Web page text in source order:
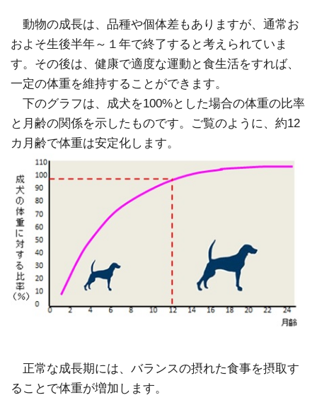
動物の成長は、品種や個体差もありますが、通常お
およそ生後半年～１年で終了すると考えられていま
す。その後は、健康で適度な運動と食生活をすれば、
一定の体重を維持することができます。
下のグラフは、成犬を100%とした場合の体重の比率
と月齢の関係を示したものです。ご覧のように、約12
カ月齢で体重は安定化します。
正常な成長期には、バランスの摂れた食事を摂取す
ることで体重が増加します。